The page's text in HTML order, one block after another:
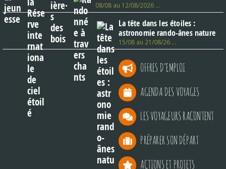
08/08 au 12/08/2026 …
La tête dans les étoiles :
astronomie rando-ânes nature
15/08 au 21/08/26 …
OFFRES D’EMPLOI
AGENDA DES VOYAGES
LES VOYAGEURS RACONTENT
PRÉPARER SON DÉPART
ACTIONS ET PROJETS